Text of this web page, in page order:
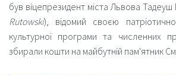
був віцепрезидент міста Львова Тадеуш
Rutowski), відомий своєю
культурної програми та численних
збирали кошти на майбутній пам'ятник